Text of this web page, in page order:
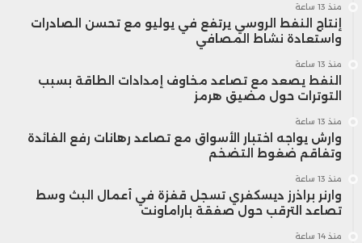
منذ 13 ساعة
إنتاج النفط الروسي يرتفع في يوليو مع تحسن الصادرات
واستعادة نشاط المصافي
منذ 13 ساعة
النفط يصعد مع تصاعد مخاوف إمدادات الطاقة بسبب
التوترات حول مضيق هرمز
منذ 13 ساعة
وارش يواجه اختبار الأسواق مع تصاعد رهانات رفع الفائدة
وتفاقم ضغوط التضخم
منذ 13 ساعة
وارنر براذرز ديسكفري تسجل قفزة في أعمال البث وسط
تصاعد الترقب حول صفقة باراماونت
منذ 14 ساعة